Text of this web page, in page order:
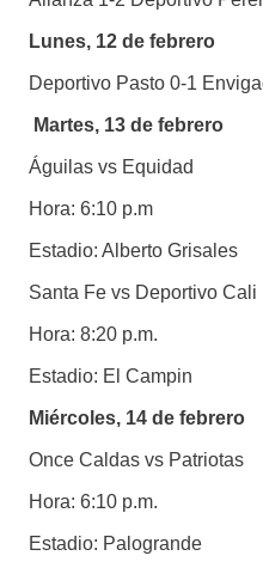
Lunes, 12 de febrero
Deportivo Pasto 0-1
Martes, 13 de febrero
Águilas vs Equidad
Hora: 6:10 p.m
Estadio: Alberto Grisales
Santa Fe vs Deportivo Cali
Hora: 8:20 p.m.
Estadio: El Campin
Miércoles, 14 de febrero
Once Caldas vs Patriotas
Hora: 6:10 p.m.
Estadio: Palogrande